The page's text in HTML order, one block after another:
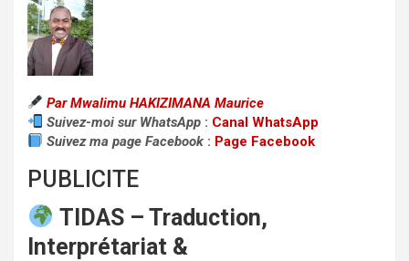
Par Mwalimu HAKIZIMANA Maurice
Suivez-moi sur WhatsApp : Canal WhatsApp
Suivez ma page Facebook : Page Facebook
PUBLICITE
TIDAS – Traduction,
Interprétariat &